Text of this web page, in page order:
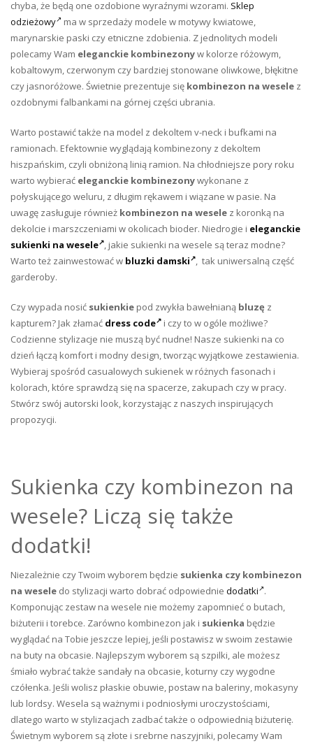
chyba, że będą one ozdobione wyraźnymi wzorami. Sklep
odzieżowy
ma w sprzedaży modele w motywy kwiatowe,
marynarskie paski czy etniczne zdobienia. Z jednolitych modeli
polecamy Wam eleganckie kombinezonyw kolorze różowym,
kobaltowym, czerwonym czy bardziej stonowane oliwkowe, błękitne
czy jasnoróżowe. Świetnie prezentuje się kombinezon na wesele z
ozdobnymi falbankami na górnej części ubrania.
Warto postawić także na model z dekoltem v-neck i bufkami na
ramionach. Efektownie wyglądają kombinezony z dekoltem
hiszpańskim, czyli obniżoną linią ramion. Na chłodniejsze pory roku
warto wybierać eleganckie kombinezonywykonane z
połyskującego weluru, z długim rękawem i wiązane w pasie. Na
uwagę zasługuje również kombinezon na wesele z koronką na
dekolcie i marszczeniami w okolicach bioder. Niedrogie i eleganckie
sukienki na wesele , jakie sukienki na wesele są teraz modne?
Warto też zainwestować w bluzki damski , tak uniwersalną część
garderoby.
Czy wypada nosić sukienkie pod zwykła bawełnianą bluzę z
kapturem? Jak złamać dress code
i czy to w ogóle możliwe?
Codzienne stylizacje nie muszą być nudne! Nasze sukienki na co
dzień łączą komfort i modny design, tworząc wyjątkowe zestawienia.
Wybieraj spośród casualowych sukienek w różnych fasonach i
kolorach, które sprawdzą się na spacerze, zakupach czy w pracy.
Stwórz swój autorski look, korzystając z naszych inspirujących
propozycji.
Sukienka czy kombinezon na
wesele? Liczą się także
dodatki!
Niezależnie czy Twoim wyborem będzie sukienka czy kombinezon
na wesele do stylizacji warto dobrać odpowiednie dodatki .
Komponując zestaw na wesele nie możemy zapomnieć o butach,
biżuterii i torebce. Zarówno kombinezon jak i sukienka będzie
wyglądać na Tobie jeszcze lepiej, jeśli postawisz w swoim zestawie
na buty na obcasie. Najlepszym wyborem są szpilki, ale możesz
śmiało wybrać także sandały na obcasie, koturny czy wygodne
czółenka. Jeśli wolisz płaskie obuwie, postaw na baleriny, mokasyny
lub lordsy. Wesela są ważnymi i podniosłymi uroczystościami,
dlatego warto w stylizacjach zadbać także o odpowiednią biżuterię.
Świetnym wyborem są złote i srebrne naszyjniki, polecamy Wam